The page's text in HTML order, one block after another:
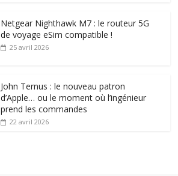
Netgear Nighthawk M7 : le routeur 5G
de voyage eSim compatible !
25 avril 2026
John Ternus : le nouveau patron
d’Apple… ou le moment où l’ingénieur
prend les commandes
22 avril 2026